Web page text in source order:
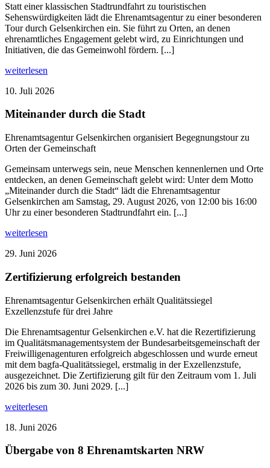
Statt einer klassischen Stadtrundfahrt zu touristischen
Sehenswürdigkeiten lädt die Ehrenamtsagentur zu einer besonderen
Tour durch Gelsenkirchen ein. Sie führt zu Orten, an denen
ehrenamtliches Engagement gelebt wird, zu Einrichtungen und
Initiativen, die das Gemeinwohl fördern. [...]
weiterlesen
10. Juli 2026
Miteinander durch die Stadt
Ehrenamtsagentur Gelsenkirchen organisiert Begegnungstour zu
Orten der Gemeinschaft
Gemeinsam unterwegs sein, neue Menschen kennenlernen und Orte
entdecken, an denen Gemeinschaft gelebt wird: Unter dem Motto
„Miteinander durch die Stadt“ lädt die Ehrenamtsagentur
Gelsenkirchen am Samstag, 29. August 2026, von 12:00 bis 16:00
Uhr zu einer besonderen Stadtrundfahrt ein. [...]
weiterlesen
29. Juni 2026
Zertifizierung erfolgreich bestanden
Ehrenamtsagentur Gelsenkirchen erhält Qualitätssiegel
Exzellenzstufe für drei Jahre
Die Ehrenamtsagentur Gelsenkirchen e.V. hat die Rezertifizierung
im Qualitätsmanagementsystem der Bundesarbeitsgemeinschaft der
Freiwilligenagenturen erfolgreich abgeschlossen und wurde erneut
mit dem bagfa-Qualitätssiegel, erstmalig in der Exzellenzstufe,
ausgezeichnet. Die Zertifizierung gilt für den Zeitraum vom 1. Juli
2026 bis zum 30. Juni 2029. [...]
weiterlesen
18. Juni 2026
Übergabe von 8 Ehrenamtskarten NRW